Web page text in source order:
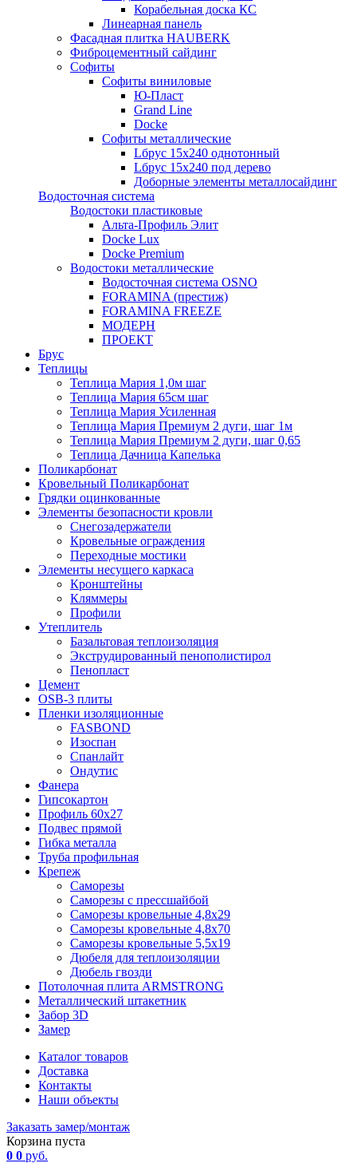
Корабельная доска КС
Линеарная панель
Фасадная плитка HAUBERK
Фиброцементный сайдинг
Софиты
Софиты виниловые
Ю-Пласт
Grand Line
Docke
Софиты металлические
Lбрус 15x240 однотонный
Lбрус 15x240 под дерево
Доборные элементы металлосайдинг
Водосточная система
Водостоки пластиковые
Альта-Профиль Элит
Docke Lux
Docke Premium
Водостоки металлические
Водосточная система OSNO
FORAMINA (престиж)
FORAMINA FREEZE
МОДЕРН
ПРОЕКТ
Брус
Теплицы
Теплица Мария 1,0м шаг
Теплица Мария 65см шаг
Теплица Мария Усиленная
Теплица Мария Премиум 2 дуги, шаг 1м
Теплица Мария Премиум 2 дуги, шаг 0,65
Теплица Дачница Капелька
Поликарбонат
Кровельный Поликарбонат
Грядки оцинкованные
Элементы безопасности кровли
Снегозадержатели
Кровельные ограждения
Переходные мостики
Элементы несущего каркаса
Кронштейны
Кляммеры
Профили
Утеплитель
Базальтовая теплоизоляция
Экструдированный пенополистирол
Пенопласт
Цемент
OSB-3 плиты
Пленки изоляционные
FASBOND
Изоспан
Спанлайт
Ондутис
Фанера
Гипсокартон
Профиль 60х27
Подвес прямой
Гибка металла
Труба профильная
Крепеж
Саморезы
Саморезы с прессшайбой
Саморезы кровельные 4,8х29
Саморезы кровельные 4,8х70
Саморезы кровельные 5,5х19
Дюбеля для теплоизоляции
Дюбель гвозди
Потолочная плита ARMSTRONG
Металлический штакетник
Забор 3D
Замер
Каталог товаров
Доставка
Контакты
Наши объекты
Заказать замер/монтаж
Корзина пуста
0 0 руб.